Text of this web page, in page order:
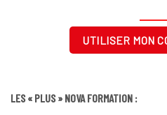
UTILISER MON
LES « PLUS » NOVA FORMATION :